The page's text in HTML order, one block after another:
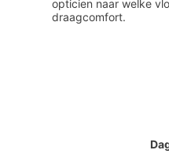
opticien naar welke
draagcomfort.